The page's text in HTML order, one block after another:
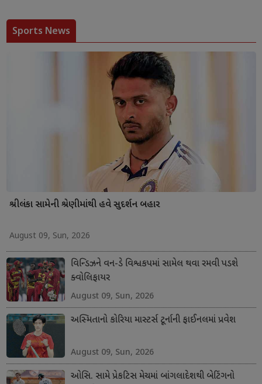
Sports News
શ્રીલંકા સામેની શ્રેણીમાંથી હવે સુદર્શન બહાર
August 09, Sun, 2026
વિન્ડિઝને વન-ડે વિશ્વકપમાં સામેલ થવા રમવી પડશે
ક્વોલિફાયર
August 09, Sun, 2026
અસ્મિતાનો કોરિયા માસ્ટર્સ ટૂર્નાની ફાઈનલમાં પ્રવેશ
August 09, Sun, 2026
ઓસિ. સામે પ્રેકટિસ મેચમાં બાંગલાદેશથી બેટિંગનો